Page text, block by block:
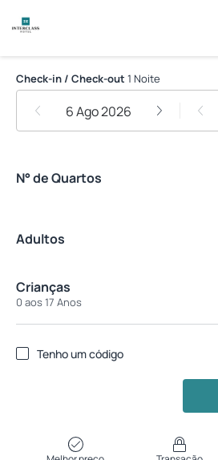
Interclass
Check-in / Check-out 1 Noite
6 Ago 2026
N° de Quartos
Adultos
Crianças
0 aos 17 Anos
Tenho um código